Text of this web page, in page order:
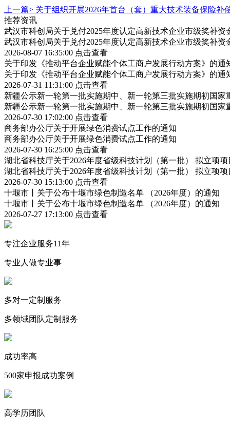
上一篇> 关于组织开展2026年首台（套）重大技术装备保险补
推荐资讯
武汉市科创局关于兑付2025年度认定高新技术企业市级奖补资
武汉市科创局关于兑付2025年度认定高新技术企业市级奖补资
2026-08-07 16:35:00 点击查看
关于印发《推动平台企业赋能个体工商户发展行动方案》的通
关于印发《推动平台企业赋能个体工商户发展行动方案》的通
2026-07-31 11:31:00 点击查看
新疆公示新一轮第一批实施期中、新一轮第三批实施期初国家
新疆公示新一轮第一批实施期中、新一轮第三批实施期初国家
2026-07-30 17:02:00 点击查看
商务部办公厅关于开展绿色消费试点工作的通知
商务部办公厅关于开展绿色消费试点工作的通知
2026-07-30 16:25:00 点击查看
湖北省科技厅关于2026年度省级科技计划（第一批） 拟立项
湖北省科技厅关于2026年度省级科技计划（第一批） 拟立项
2026-07-30 15:13:00 点击查看
十堰市丨关于公布十堰市绿色制造名单 （2026年度）的通知
十堰市丨关于公布十堰市绿色制造名单 （2026年度）的通知
2026-07-27 17:13:00 点击查看
专注企业服务11年
专业人做专业事
多对一定制服务
多领域团队定制服务
成功率高
500家申报成功案例
高学历团队